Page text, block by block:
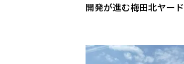
開発が進む梅田北ヤード